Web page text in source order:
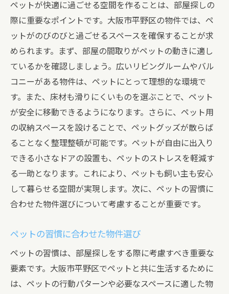
ペットが快適に過ごせる空間を作ることは、部屋探しの
際に重要なポイントです。大阪市平野区の物件では、ペ
ットがのびのびと過ごせるスペースを確保することが求
められます。まず、部屋の間取りがペットの動きに適し
ているかを確認しましょう。広いリビングルームやバル
コニーがある物件は、ペットにとって理想的な環境で
す。また、床材も滑りにくいものを選ぶことで、ペット
が安全に移動できるようになります。さらに、ペット用
の収納スペースを設けることで、ペットグッズが散らば
ることなく整理整頓が可能です。ペットが自由に出入り
できる小さなドアの設置も、ペットのストレスを軽減す
る一助となります。これにより、ペットも飼い主も安心
して暮らせる空間が実現します。次に、ペットの習慣に
合わせた物件選びについて考慮することが重要です。
ペットの習慣に合わせた物件選び
ペットの習慣は、部屋探しをする際に考慮すべき重要な
要素です。大阪市平野区でペットと共に生活するために
は、ペットの行動パターンや必要なスペースに適した物